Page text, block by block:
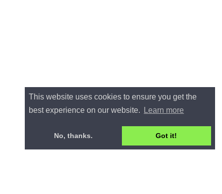
This website uses cookies to ensure you get the
best experience on our website.
Learn more
No, thanks. Got it!